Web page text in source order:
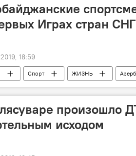
Играх стран
18:59
Спорт ЖИЗНЬ
произошло
исходом